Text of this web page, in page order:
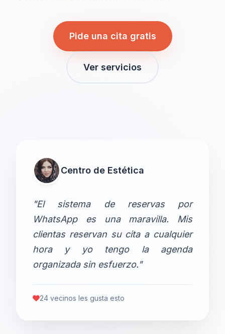
Pide una cita gratis
Ver servicios
Centro de Estética
"El sistema de reservas por
WhatsApp es una maravilla. Mis
clientas reservan su cita a cualquier
hora y yo tengo la agenda
organizada sin esfuerzo."
24 vecinos les gusta esto